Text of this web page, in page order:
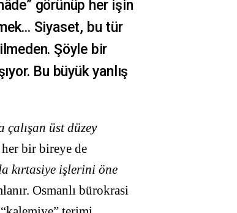
görünüp her işin
Siyaset, bu tür
Şöyle bir
Bu büyük yanlış
çalışan üst düzey
bir bireye de
kırtasiye işlerini öne
Osmanlı bürokrasi